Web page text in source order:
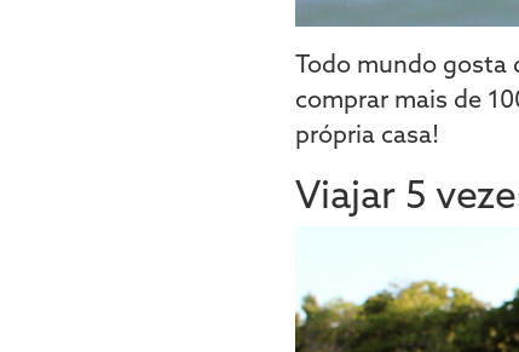
Todo mundo gosta
comprar mais de
própria casa!
Viajar 5